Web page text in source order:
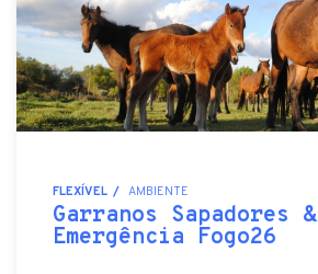
FLEXÍVEL AMBIENTE
Garranos Sapadores &
Emergência Fogo26